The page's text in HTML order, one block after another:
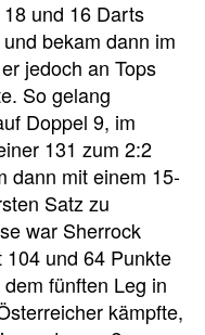
und 16 Darts
bekam dann im
jedoch an Tops
So gelang
Doppel 9, im
131 zum 2:2
dann mit einem 15-
Satz zu
war Sherrock
und 64 Punkte
fünften Leg in
kämpfte,